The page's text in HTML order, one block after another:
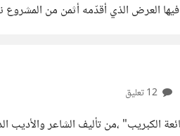
العرض الذي أقدّمه أثمن من
الكبريب" ،من تأليف الشاعر